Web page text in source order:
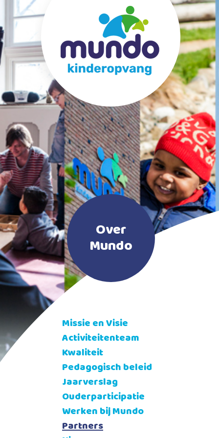
Over
Mundo
Missie en Visie
Activiteitenteam
Kwaliteit
Pedagogisch beleid
Jaarverslag
Ouderparticipatie
Werken bij Mundo
Partners